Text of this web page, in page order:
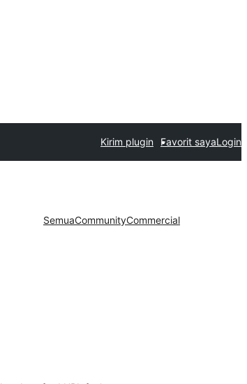
Kirim plugin Favorit sayaLogin
SemuaCommunityCommercial